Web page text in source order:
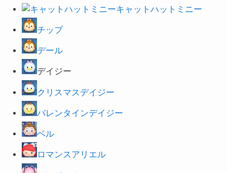
キャットハットミニー
チップ
デール
デイジー
クリスマスデイジー
バレンタインデイジー
ベル
ロマンスアリエル